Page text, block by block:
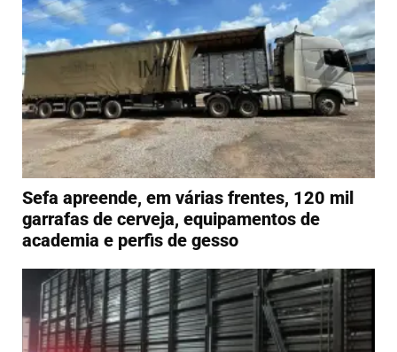
Sefa apreende, em várias frentes, 120 mil
garrafas de cerveja, equipamentos de
academia e perfis de gesso